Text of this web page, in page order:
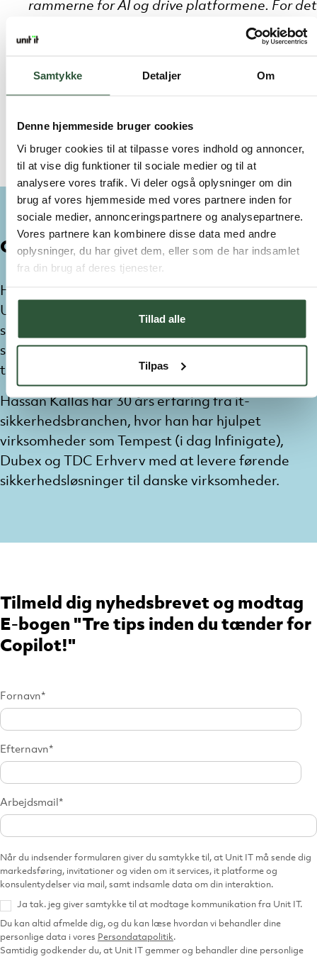
Samtykke Detaljer Om
Denne hjemmeside bruger cookies
Vi bruger cookies til at tilpasse vores indhold og annoncer,
til at vise dig funktioner til sociale medier og til at
analysere vores trafik. Vi deler også oplysninger om din
brug af vores hjemmeside med vores partnere inden for
sociale medier, annonceringspartnere og analysepartnere.
Vores partnere kan kombinere disse data med andre
oplysninger, du har givet dem, eller som de har indsamlet
fra din brug af deres tjenester.
Tillad alle
Tilpas
rammerne for AI og drive platformene. For det
kræver helt særlig viden og indsigt, at bygge
den rigtige sikkerhed med AI i fokus. Det er et
fundamentalt for vores sikkerhedsindsats de
få adgang til de sikkerhedsfordele, som AI kan
give”, fortæller Hassan Kallas.
Om Hassan Kallas
Hassan Kallas er
Unit IT
Sammen med det stærke
skal
sikkerhedsydelser og øge den beskyttelsevi
tilbyder
virksomheder
HassanKallashar30 årserfaring fra it-
sikkerhedsbranchen, hvor han har hjulpet
virksomheder som Tempest (i dag Infinigate),
Dubex og TDC Erhverv med at levere førende
sikkerhedsløsninger til danske virksomheder.
Tilmeld dig nyhedsbrevet og modtag
E-bogen "Tre tips inden du tænder for
Copilot!"
Fornavn*
Efternavn*
Arbejdsmail*
Når du indsender formularen giver du samtykke til, at Unit IT må sende dig
markedsføring, invitationer og viden om it services, it platforme og
konsulentydelser via mail, samt indsamle data om din interaktion.
Ja tak. jeg giver samtykke til at modtage kommunikation fra Unit IT.
Du kan altid afmelde dig, og du kan læse hvordan vi behandler dine
personlige data i vores Persondatapolitik.
Samtidig godkender du, at Unit IT gemmer og behandler dine personlige